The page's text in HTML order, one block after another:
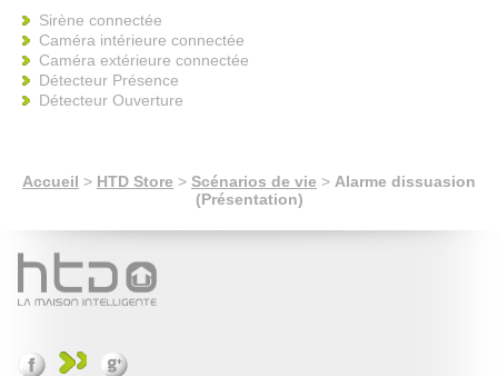
Sirène connectée
Caméra intérieure connectée
Caméra extérieure connectée
Détecteur Présence
Détecteur Ouverture
Accueil > HTD Store > Scénarios de vie > Alarme dissuasion
(Présentation)